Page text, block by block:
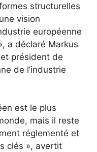
structurelles
vision
européenne
a déclaré Markus
président de
de l’industrie
est le plus
mais il reste
réglementé et
clés », avertit